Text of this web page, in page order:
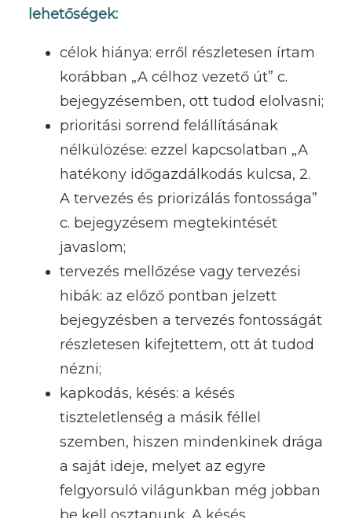
lehetőségek:
célok hiánya: erről részletesen írtam
korábban „A célhoz vezető út” c.
bejegyzésemben, ott tudod elolvasni;
prioritási sorrend felállításának
nélkülözése: ezzel kapcsolatban „A
hatékony időgazdálkodás kulcsa, 2.
A tervezés és priorizálás fontossága”
c. bejegyzésem megtekintését
javaslom;
tervezés mellőzése vagy tervezési
hibák: az előző pontban jelzett
bejegyzésben a tervezés fontosságát
részletesen kifejtettem, ott át tudod
nézni;
kapkodás, késés: a késés
tiszteletlenség a másik féllel
szemben, hiszen mindenkinek drága
a saját ideje, melyet az egyre
felgyorsuló világunkban még jobban